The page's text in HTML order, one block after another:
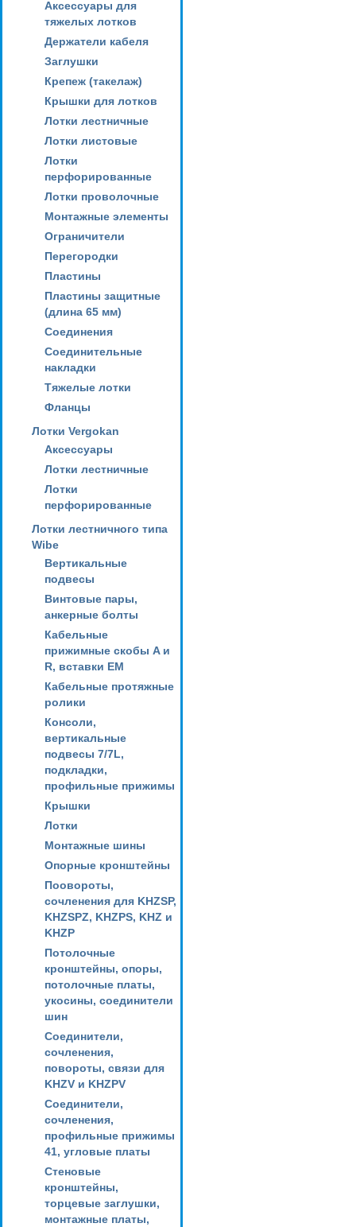
Аксессуары для
тяжелых лотков
Держатели кабеля
Заглушки
Крепеж (такелаж)
Крышки для лотков
Лотки лестничные
Лотки листовые
Лотки
перфорированные
Лотки проволочные
Монтажные элементы
Ограничители
Перегородки
Пластины
Пластины защитные
(длина 65 мм)
Соединения
Соединительные
накладки
Тяжелые лотки
Фланцы
Лотки Vergokan
Аксессуары
Лотки лестничные
Лотки
перфорированные
Лотки лестничного типа
Wibe
Вертикальные
подвесы
Винтовые пары,
анкерные болты
Кабельные
прижимные скобы A и
R, вставки EM
Кабельные протяжные
ролики
Консоли,
вертикальные
подвесы 7/7L,
подкладки,
профильные прижимы
Крышки
Лотки
Монтажные шины
Опорные кронштейны
Поовороты,
сочленения для KHZSP,
KHZSPZ, KHZPS, KHZ и
KHZP
Потолочные
кронштейны, опоры,
потолочные платы,
укосины, соединители
шин
Соединители,
сочленения,
повороты, связи для
KHZV и KHZPV
Соединители,
сочленения,
профильные прижимы
41, угловые платы
Стеновые
кронштейны,
торцевые заглушки,
монтажные платы,